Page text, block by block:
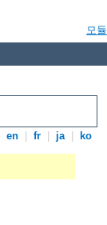
모듈
en fr ja ko